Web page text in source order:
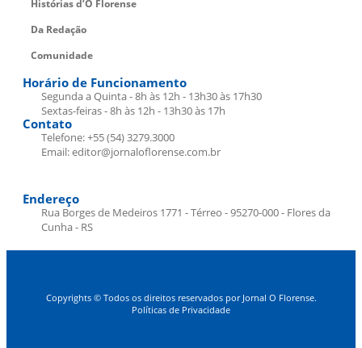
Histórias d’O Florense
Da Redação
Comunidade
Horário de Funcionamento
Segunda a Quinta - 8h às 12h - 13h30 às 17h30
Sextas-feiras - 8h às 12h - 13h30 às 17h
Contato
Telefone: +55 (54) 3279.3000
Email: editor@jornaloflorense.com.br
Endereço
Rua Borges de Medeiros 1771 - Térreo - 95270-000 - Flores da
Cunha - RS
Copyrights © Todos os direitos reservados por Jornal O Florense.
Políticas de Privacidade